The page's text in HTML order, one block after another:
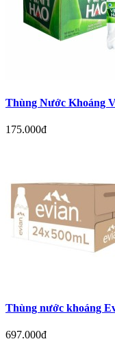
Thùng Nước Khoáng
175.000đ
Thùng nước khoáng
697.000đ